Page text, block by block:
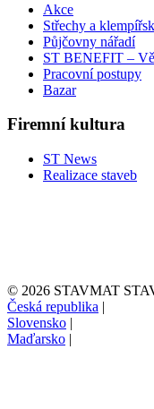
Akce
Střechy a
Půjčovny nářadí
ST BENEFIT –
Pracovní postupy
Bazar
Firemní kultura
ST News
Realizace staveb
© 2026 STAVMAT
Česká republika |
Slovensko |
Maďarsko |